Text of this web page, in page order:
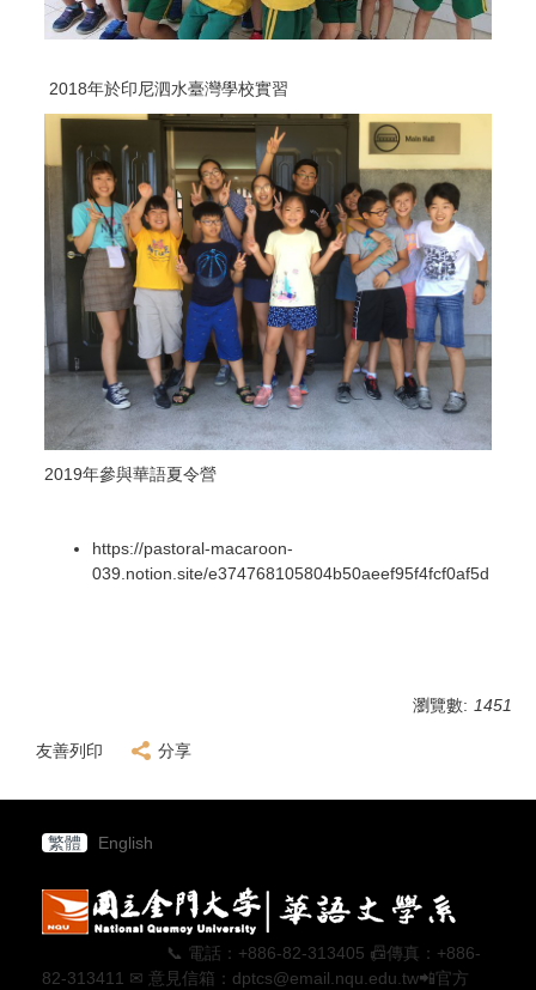
2018年於印尼泗水臺灣學校實習
2019年參與華語夏令營
https://pastoral-macaroon-
039.notion.site/e374768105804b50aeef95f4fcf0af5d
瀏覽數: 1451
友善列印 分享
繁體 English
📞 電話：+886-82-313405 📠傳真：+886-
82-313411 ✉ 意見信箱：dptcs@email.nqu.edu.tw📲官方